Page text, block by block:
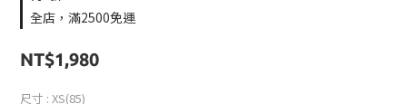
全店，滿2500免運
NT$1,980
尺寸 : XS(85)